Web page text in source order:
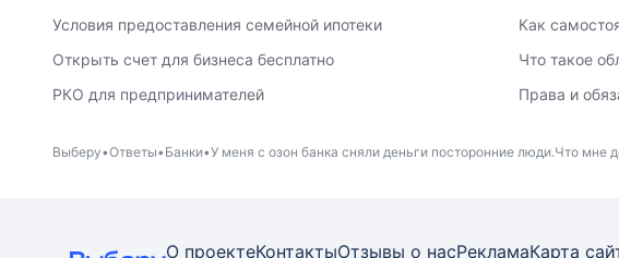
Условия предоставления семейной ипотеки
Открыть счет для бизнеса бесплатно
РКО для предпринимателей
Как
Что такое
Права и
Выберу Ответы Банки У меня с озон банка сняли деньги посторонние люди.Что мне
О проектеКонтактыОтзывы о насРекламаКарта